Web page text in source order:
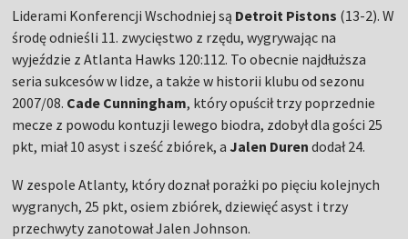
Liderami Konferencji Wschodniej są Detroit Pistons (13-2). W
środę odnieśli 11. zwycięstwo z rzędu, wygrywając na
wyjeździe z Atlanta Hawks 120:112. To obecnie najdłuższa
seria sukcesów w lidze, a także w historii klubu od sezonu
2007/08. Cade Cunningham, który opuścił trzy poprzednie
mecze z powodu kontuzji lewego biodra, zdobył dla gości 25
pkt, miał 10 asyst i sześć zbiórek, a Jalen Durendodał 24.
W zespole Atlanty, który doznał porażki po pięciu kolejnych
wygranych, 25 pkt, osiem zbiórek, dziewięć asyst i trzy
przechwyty zanotował Jalen Johnson.